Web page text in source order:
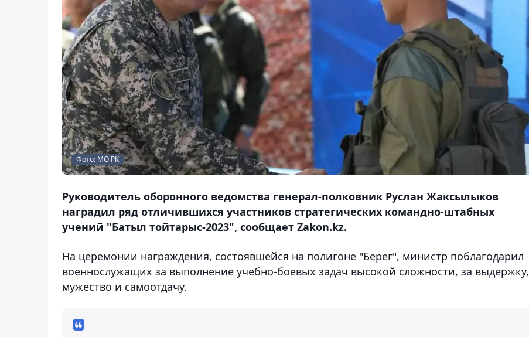
Фото: МО РК
Руководитель оборонного ведомства генерал-полковник Руслан Жаксылыков
наградил ряд отличившихся участников стратегических командно-штабных
учений "Батыл тойтарыс-2023", сообщает Zakon.kz.
На церемонии награждения, состоявшейся на полигоне "Берег", министр поблагодарил
военнослужащих за выполнение учебно-боевых задач высокой сложности, за выдержку,
мужество и самоотдачу.